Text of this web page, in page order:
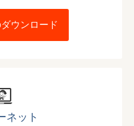
ウンロード
ネット